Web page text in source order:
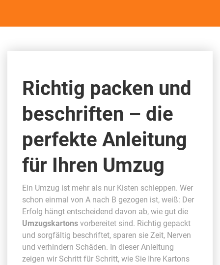
Richtig packen und
beschriften – die
perfekte Anleitung
für Ihren Umzug
Ein Umzug ist mehr als nur Kisten schleppen. Wer
schon einmal von A nach B gezogen ist, weiß: Der
Erfolg hängt entscheidend davon ab, wie gut die
Umzugskartons vorbereitet sind. Richtig gepackt
und sorgfältig beschriftet, sparen sie Zeit, Nerven
und verhindern Schäden. In dieser Anleitung
zeigen wir Schritt für Schritt, wie Sie Ihre Kartons